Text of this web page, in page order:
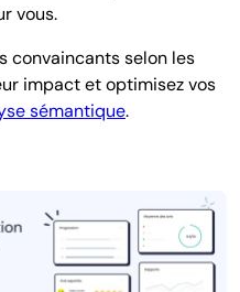
vous.
convaincants selon les
impact et optimisez vos
sémantique.